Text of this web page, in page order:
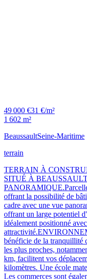
49 000 €31 €/m²
1 602 m²
BeaussaultSeine-Maritime
terrain
TERRAIN À
SITUÉ À
offrant la possibilité de
cadre avec une vue
offrant un large potentiel
idéalement positionné
bénéficie de la tranquillité
les plus proches,
km, facilitent vos
kilomètres. Une école
Les commerces sont